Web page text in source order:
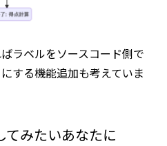
ラベルをソースコード側で
する機能追加も考えていま
てみたいあなたに